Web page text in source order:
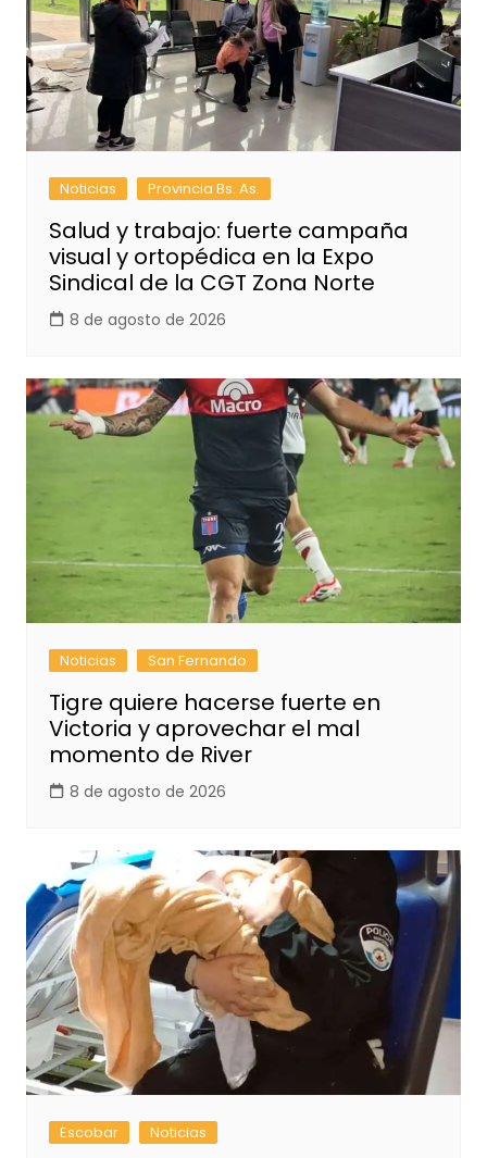
Noticias Provincia Bs. As.
Salud y trabajo: fuerte campaña
visual y ortopédica en la Expo
Sindical de la CGT Zona Norte
8 de agosto de 2026
Noticias San Fernando
Tigre quiere hacerse fuerte en
Victoria y aprovechar el mal
momento de River
8 de agosto de 2026
Escobar Noticias